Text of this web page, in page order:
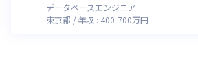
データベースエンジニア
東京都
年収 : 400-700万円